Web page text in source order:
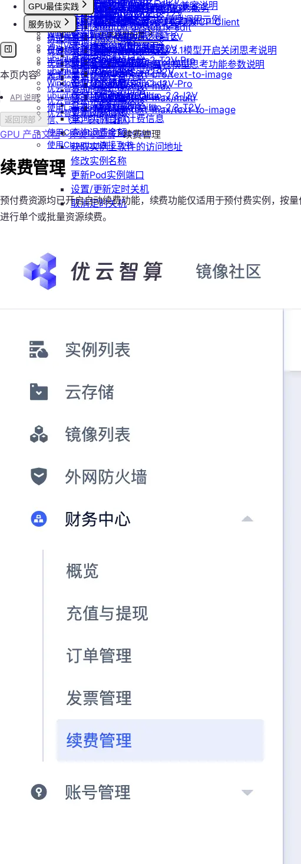
获取可用机型列表
获取机型族列表
查询软件端口映射列表
查询模型仓库模型列表
获取实例监控数据
变更实例计费方式
查询创建实例价格
查询实例升配价格
查询实例当前计费信息
查询退费金额
获取实例上软件的访问地址
修改实例名称
更新Pod实例端口
设置/更新定时关机
取消定时关机
查询镜像制作进度
共享/取消共享镜像
发布镜像到社区
收藏镜像
取消收藏镜像
更新镜像信息
查询已创建的团队列表
查询团队邀请记录
查询已加入的团队列表
查询团队操作日志
查询成员产品类型列表
设置成员额度
修改成员角色
更新团队信息
Claude (Anthropic) 兼容说明
DeepSeek-OCR 模型调用示例
思考模型配置
DeepSeek V3.1模型开启关闭思考说明
Doubao豆包模型思考功能参数说明
Qwen-Image-Edit
Qwen-Image
stepfun-ai/step1x-edit
flux.1-dev
flux-kontext-pro
flux-kontext-pro/multi
flux-kontext-pro/text-to-image
flux-kontext-max
flux-kontext-max/multi
flux-kontext-max/text-to-image
Vidu/参考图生视频
Vidu/首尾帧生视频
Vidu/视频延长
Vidu/对口型
Wan-AI/Wan2.5-T2V
Wan-AI/Wan2.6-I2V
Wan-AI/Wan2.6-T2V
OpenAI/Sora2-T2V
OpenAI/Sora2-T2V-Pro
OpenAI/Sora2-I2V
OpenAI/Sora2-I2V-Pro
MiniMax/Hailuo-2.3-I2V
MiniMax/Hailuo-2.3-T2V
MiniMax/speech-hd
通义千问 Qwen-TTS
纳米AI
n8n
GPT4All
Cherry Studio
Chatbox
ChatHub
ChatWise
OpenWeb UI
Obsidian
通过 CLINE 接入 MCP 服务
通过 UCloud API 实现 MCP Client
云硬盘扩容与挂载
云存储挂载
模型库挂载
自启动
手动安装监控
无卡模式
GPU最佳实践
Isaac系列镜像使用教程
Windows实例远程登录手册
通过VNC搭建Ubuntu图形界面
ubuntu如何安装Dify
ubuntu如何安装Docker
Windows安装Nvidia驱动和Cuda
ubuntu安装Nvidia驱动和Cuda
使用LangBot快速部署QQ、微
信、飞书、钉钉机器人
使用Clawdbot连接Telegram
使用Clawdbot连接飞书
服务协议
协议概览
优云智算服务框架协议
优云智算云服务法律声明及隐私
政策
优云智算用户协议
优云智算云平台安全规则
优云智算激励活动协议
本页内容
API 说明
返回顶部
GPU 产品文档 计费与回收 续费管理
续费管理
预付费资源均已开启自动续费功能，续费功能仅适用于预付费实例，按
进行单个或批量资源续费。